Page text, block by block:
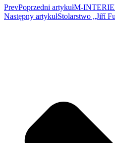
PrevPoprzedni artykułM-
Następny artykułStolarstwo „Jiří